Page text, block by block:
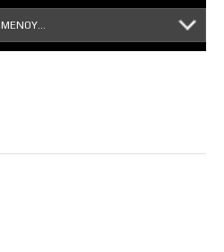
ΜΕΝΟΥ...